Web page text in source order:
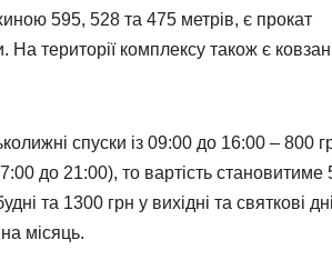
595, 528 та 475 метрів, є прокат
території комплексу також є
спуски із 09:00 до 16:00 – 800
до 21:00), то вартість
та 1300 грн у вихідні та святкові
місяць.